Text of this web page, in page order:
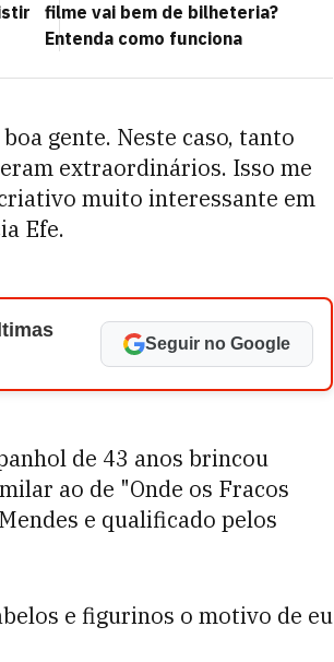
filme vai bem de bilheteria?
Entenda como funciona
gente. Neste caso, tanto
extraordinários. Isso me
muito interessante em
Efe.
Seguir no Google
de 43 anos brincou
ao de "Onde os Fracos
e qualificado pelos
e figurinos o motivo de eu